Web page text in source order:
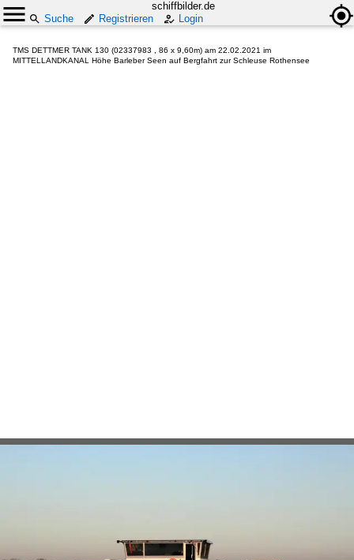
schiffbilder.de
Suche
Registrieren Login
TMS DETTMER TANK 130 (02337983 , 86 x 9,60m) am 22.02.2021 im
MITTELLANDKANAL Höhe Barleber Seen auf Bergfahrt zur Schleuse Rothensee